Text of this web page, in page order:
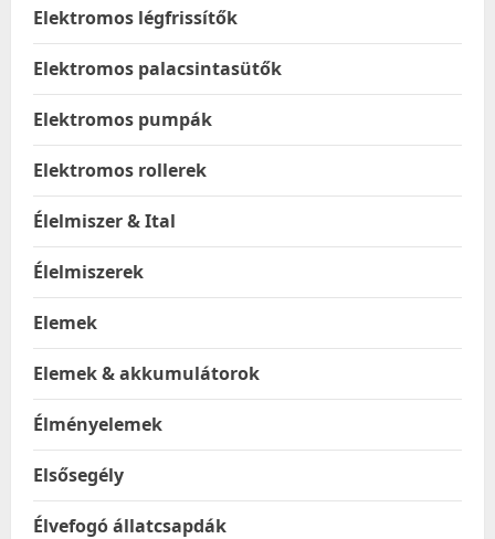
Elektromos légfrissítők
Elektromos palacsintasütők
Elektromos pumpák
Elektromos rollerek
Élelmiszer & Ital
Élelmiszerek
Elemek
Elemek & akkumulátorok
Élményelemek
Elsősegély
Élvefogó állatcsapdák